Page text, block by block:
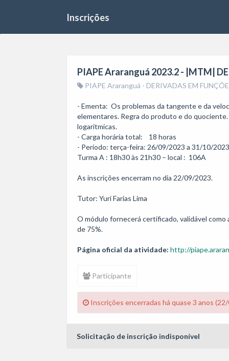
Inscrições
PIAPE Araranguá 2023.2 - |MTM|
PIAPE Araranguá - DERIVADAS EM
- Ementa:  Os problemas da tangente e da
elementares. Regra do produto e do
logarítmicas.
- Carga horária total:    18 horas
- Período: terça-feira: 26/09/2023 a 31/10/2023
Turma A : 18h30 às 21h30 – local :  106A
As inscrições encerram no dia 22/09/2023.
Tutor: Yuri Farias Lima
O módulo fornecerá certificado, validável
de 75%.
Página oficial da atividade: http://
Participante
Inscrições encerradas há quase 3 anos
Solicitação de inscrição indisponível